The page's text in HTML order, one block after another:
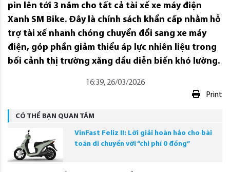
pin lên tới 3 năm cho tất cả tài xế xe máy điện
Xanh SM Bike. Đây là chính sách khẩn cấp nhằm hỗ
trợ tài xế nhanh chóng chuyển đổi sang xe máy
điện, góp phần giảm thiểu áp lực nhiên liệu trong
bối cảnh thị trường xăng dầu diễn biến khó lường.
16:39, 26/03/2026
Print
CÓ THỂ BẠN QUAN TÂM
VinFast Feliz II: Lời giải hoàn hảo cho bài
toán di chuyển với “chi phí 0 đồng”